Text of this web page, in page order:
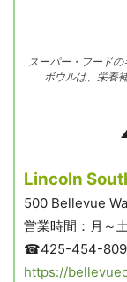
スーパー・フード
ボウルは、栄養
Lincoln
500 Bellevue
営業時間：月～
☎425-454-
https://